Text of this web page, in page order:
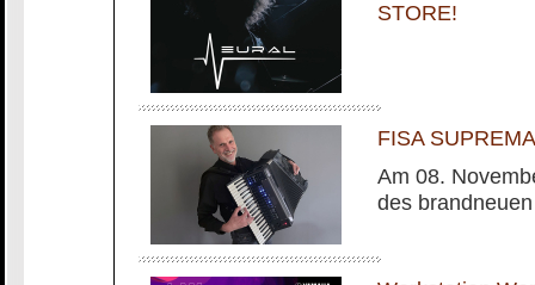
STORE!
FISA
Am 08.
des